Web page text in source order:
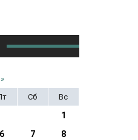
»
Сб Вс
1
6 7
8